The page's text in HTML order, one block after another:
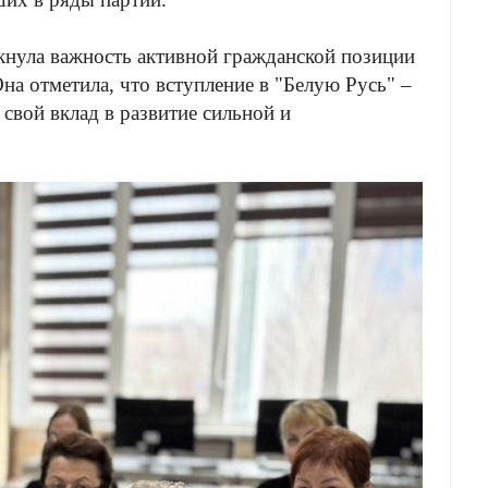
важность активной гражданской позиции
отметила, что вступление в "Белую Русь" –
вклад в развитие сильной и